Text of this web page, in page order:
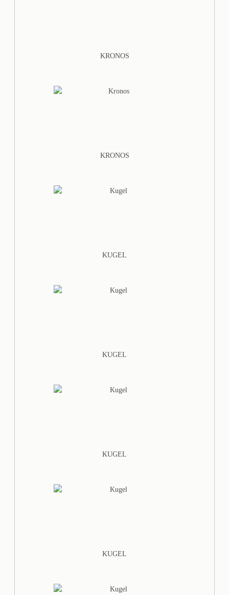
KRONOS
KRONOS
KUGEL
KUGEL
KUGEL
KUGEL